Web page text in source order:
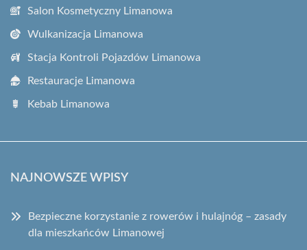
Salon Kosmetyczny Limanowa
Wulkanizacja Limanowa
Stacja Kontroli Pojazdów Limanowa
Restauracje Limanowa
Kebab Limanowa
NAJNOWSZE WPISY
Bezpieczne korzystanie z rowerów i hulajnóg – zasady
dla mieszkańców Limanowej